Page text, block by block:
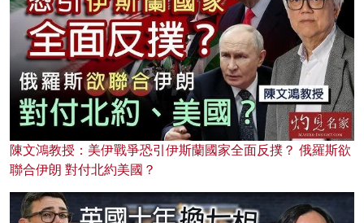
陳文鴻教授：美伊戰爭恐引伊斯蘭國家全面反撲？ 俄羅斯欲
聯合伊朗 對付北約美國？